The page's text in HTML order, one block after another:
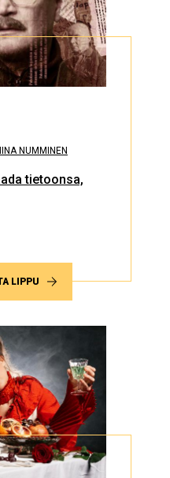
NUMMINEN
tietoonsa,
LIPPU